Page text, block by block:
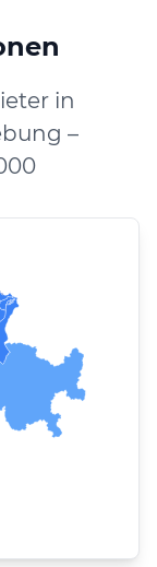
in
–